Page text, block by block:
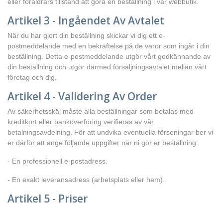
Artikel 3 - Ingåendet Av Avtalet
När du har gjort din beställning skickar vi dig ett e-
postmeddelande med en bekräftelse på de varor som ingår i din
beställning. Detta e-postmeddelande utgör vårt godkännande av
din beställning och utgör därmed försäljningsavtalet mellan vårt
företag och dig.
Artikel 4 - Validering Av Order
Av säkerhetsskäl måste alla beställningar som betalas med
kreditkort eller banköverföring verifieras av vår
betalningsavdelning. För att undvika eventuella förseningar ber vi
er därför att ange följande uppgifter när ni gör er beställning:
- En professionell e-postadress.
- En exakt leveransadress (arbetsplats eller hem).
Artikel 5 - Priser